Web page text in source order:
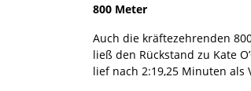
800 Meter
Auch die kräftezehrenden
ließ den Rückstand zu Kate
lief nach 2:19,25 Minuten als